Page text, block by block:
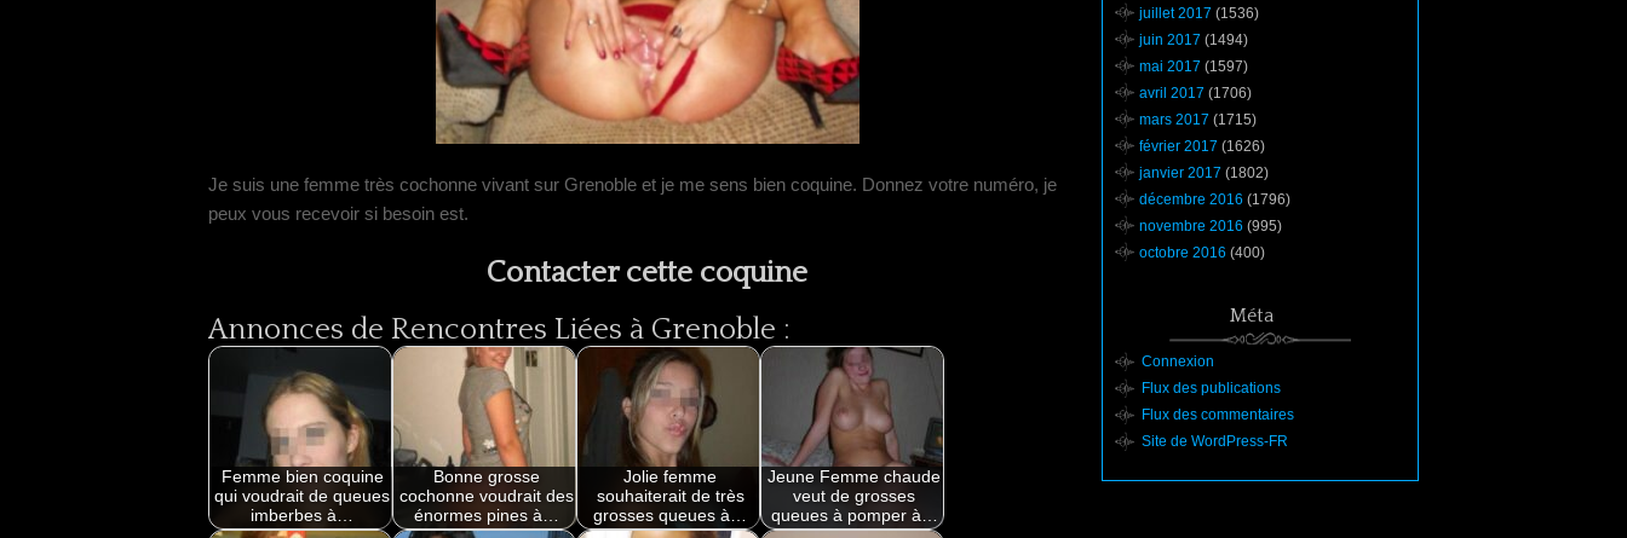
Je suis une femme très cochonne vivant sur Grenoble et je me sens bien coquine. Donnez votre numéro, je
peux vous recevoir si besoin est.
Contacter cette coquine
Annonces de Rencontres Liées à Grenoble :
Femme bien coquine
qui voudrait de queues
imberbes à…
Bonne grosse
cochonne voudrait des
énormes pines à…
Jolie femme
souhaiterait de très
grosses queues à…
Jeune Femme chaude
veut de grosses
queues à pomper à…
juillet 2017 (1536)
juin 2017 (1494)
mai 2017 (1597)
avril 2017 (1706)
mars 2017 (1715)
février 2017 (1626)
janvier 2017 (1802)
décembre 2016 (1796)
novembre 2016 (995)
octobre 2016 (400)
Méta
Connexion
Flux des publications
Flux des commentaires
Site de WordPress-FR